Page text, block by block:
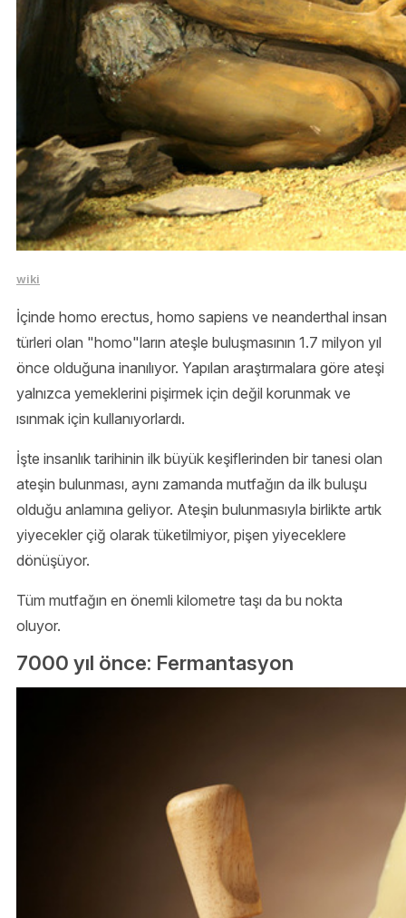
wiki
İçinde homo erectus, homo sapiens ve neanderthal insan
türleri olan "homo"ların ateşle buluşmasının 1.7 milyon yıl
önce olduğuna inanılıyor. Yapılan araştırmalara göre ateşi
yalnızca yemeklerini pişirmek için değil korunmak ve
ısınmak için kullanıyorlardı.
İşte insanlık tarihinin ilk büyük keşiflerinden bir tanesi olan
ateşin bulunması, aynı zamanda mutfağın da ilk buluşu
olduğu anlamına geliyor. Ateşin bulunmasıyla birlikte artık
yiyecekler çiğ olarak tüketilmiyor, pişen yiyeceklere
dönüşüyor.
Tüm mutfağın en önemli kilometre taşı da bu nokta
oluyor.
7000 yıl önce: Fermantasyon